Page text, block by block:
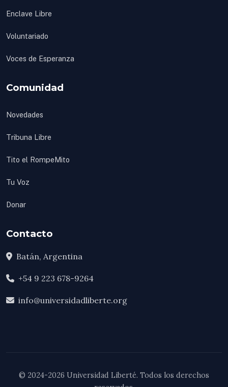
Enclave Libre
Voluntariado
Voces de Esperanza
Comunidad
Novedades
Tribuna Libre
Tito el RompeMito
Tu Voz
Donar
Contacto
Batán, Argentina
+54 9 223 678-9264
info@universidadliberte.org
© 2024-2026 Universidad Liberté. Todos los derechos